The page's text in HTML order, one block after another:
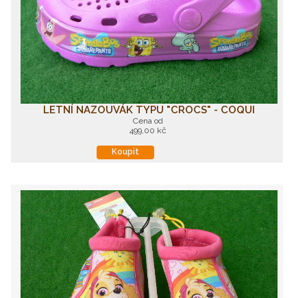
LETNÍ NAZOUVÁK TYPU "CROCS" - COQUI
Cena od
499,00 kč
Koupit